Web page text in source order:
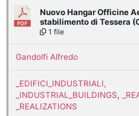
Nuovo Hangar Officine
stabilimento di Tessera
1 file
Gandolfi Alfredo
_EDIFICI_INDUSTRIALI,
_INDUSTRIAL_BUILDINGS,
_REALIZATIONS